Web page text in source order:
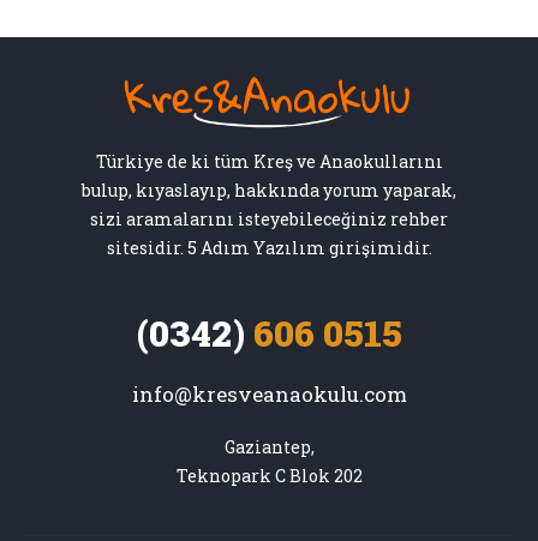
Türkiye de ki tüm Kreş ve Anaokullarını
bulup, kıyaslayıp, hakkında yorum yaparak,
sizi aramalarını isteyebileceğiniz rehber
sitesidir. 5 Adım Yazılım girişimidir.
(0342) 606 0515
info@kresveanaokulu.com
Gaziantep,
Teknopark C Blok 202